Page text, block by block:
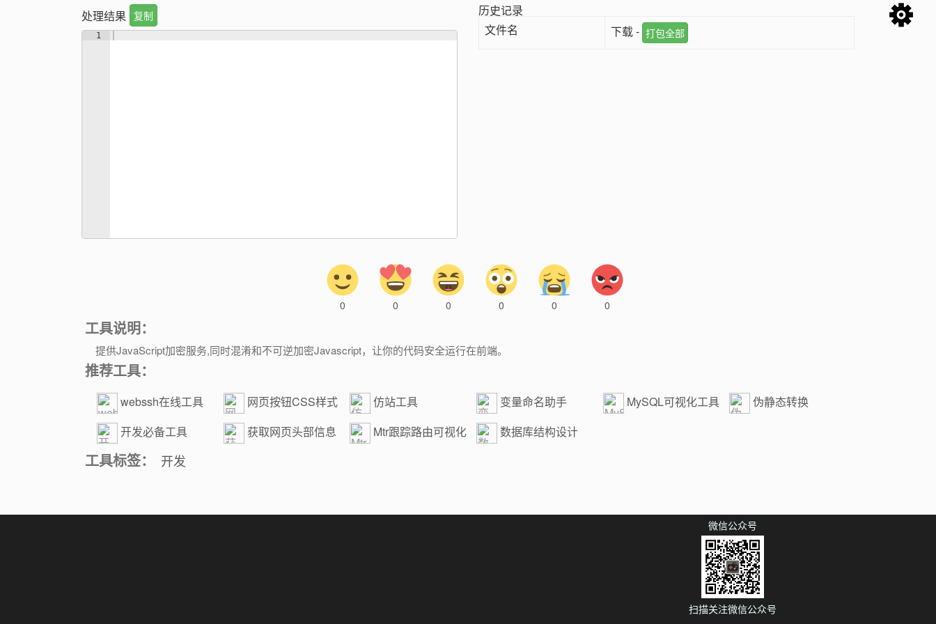
处理结果 复制
1
历史记录
文件名
下载 - 打包全部
0 0 0 0 0 0
工具说明：
提供JavaScript加密服务,同时混淆和不可逆加密Javascript，让你的代码安全运行在前端。
推荐工具：
webssh在线工具
网页按钮CSS样式
生成器
仿站工具 变量命名助手
MySQL可视化工具
伪静态转换
开发必备工具
获取网页头部信息 Mtr跟踪路由可视化 数据库结构设计
工具标签： 开发
微信公众号
扫描关注微信公众号